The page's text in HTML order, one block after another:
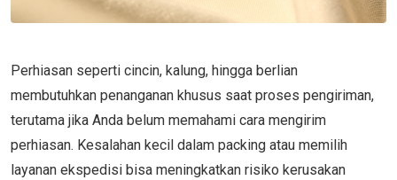
Perhiasan seperti cincin, kalung, hingga berlian
membutuhkan penanganan khusus saat proses pengiriman,
terutama jika Anda belum memahami cara mengirim
perhiasan. Kesalahan kecil dalam packing atau memilih
layanan ekspedisi bisa meningkatkan risiko kerusakan